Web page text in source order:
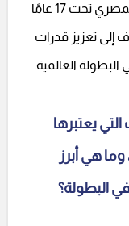
تعتبر بطولة كأس الخليج فرصة للمنتخب المصري تحت 17 عامًا
إلى تعزيز قدرات
العالمية.
يعتبرها
هي أبرز
البطولة؟